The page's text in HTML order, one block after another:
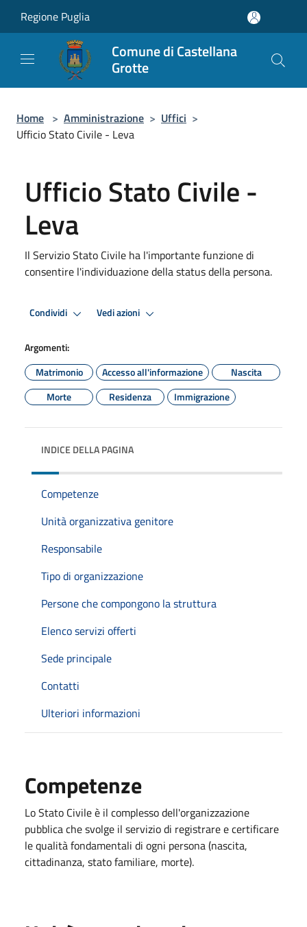
Regione Puglia
Comune di Castellana
Grotte
Home > Amministrazione > Uffici >
Ufficio Stato Civile - Leva
Ufficio Stato Civile -
Leva
Il Servizio Stato Civile ha l'importante funzione di
consentire l'individuazione della status della persona.
Condividi Vedi azioni
Argomenti:
Matrimonio
Accesso all'informazione
Nascita
Morte
Residenza Immigrazione
INDICE DELLA PAGINA
Competenze
Unità organizzativa genitore
Responsabile
Tipo di organizzazione
Persone che compongono la struttura
Elenco servizi offerti
Sede principale
Contatti
Ulteriori informazioni
Competenze
Lo Stato Civile è il complesso dell'organizzazione
pubblica che svolge il servizio di registrare e certificare
le qualità fondamentali di ogni persona (nascita,
cittadinanza, stato familiare, morte).